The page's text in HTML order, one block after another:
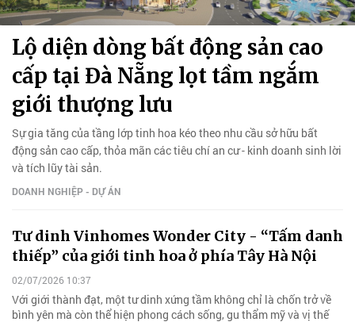
Lộ diện dòng bất động sản cao
cấp tại Đà Nẵng lọt tầm ngắm
giới thượng lưu
Sự gia tăng của tầng lớp tinh hoa kéo theo nhu cầu sở hữu bất
động sản cao cấp, thỏa mãn các tiêu chí an cư - kinh doanh sinh lời
và tích lũy tài sản.
DOANH NGHIỆP - DỰ ÁN
Tư dinh Vinhomes Wonder City - “Tấm danh
thiếp” của giới tinh hoa ở phía Tây Hà Nội
02/07/2026 10:37
Với giới thành đạt, một tư dinh xứng tầm không chỉ là chốn trở về
bình yên mà còn thể hiện phong cách sống, gu thẩm mỹ và vị thế